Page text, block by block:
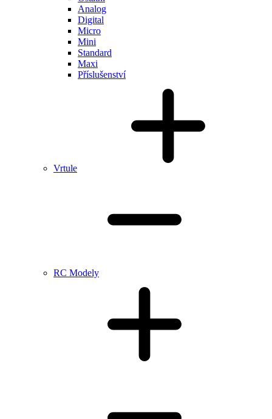
Analog
Digital
Micro
Mini
Standard
Maxi
Příslušenství
Vrtule
RC Modely